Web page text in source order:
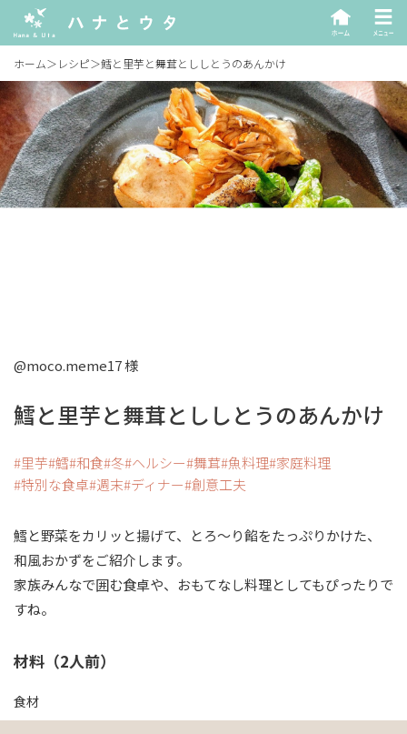
ホーム＞ レシピ＞鱈と里芋と舞茸とししとうのあんかけ
@moco.meme17 様
鱈と里芋と舞茸とししとうのあんかけ
里芋 鱈 和食 冬 ヘルシー 舞茸 魚料理 家庭料理
特別な食卓 週末 ディナー 創意工夫
鱈と野菜をカリッと揚げて、とろ～り餡をたっぷりかけた、
和風おかずをご紹介します。
家族みんなで囲む食卓や、おもてなし料理としてもぴったりで
すね。
材料（2人前）
食材